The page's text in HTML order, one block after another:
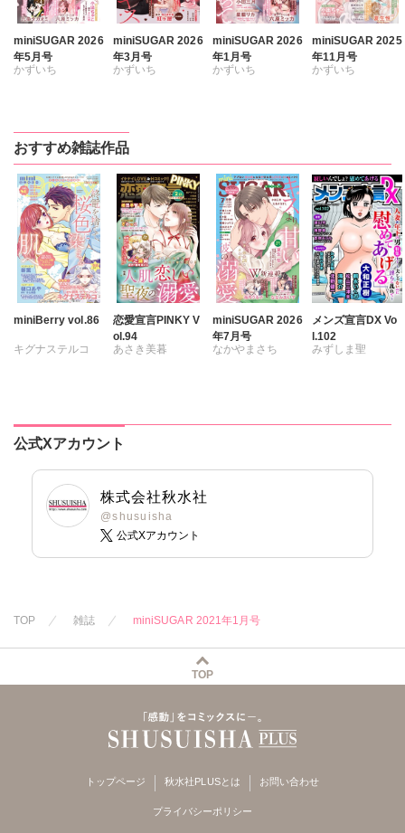
miniSUGAR 2026
年5月号
かずいち
ヒナギク びる
夏生恒
桐嶋ショウコ
九条タカオミ
清水沙斗子
海月うる子
さくら蒼
踊る毒林檎
六原ミッカ
小出ちゃこ
miniSUGAR 2026
年3月号
かずいち
ヒナギク
夏生恒
桐嶋ショウコ
小田三月
星脇リカ
清水沙斗子
海月うる子
さくら蒼
踊る毒林檎
六原ミッカ
小出ちゃこ
miniSUGAR 2026
年1月号
かずいち
桐嶋ショウコ
小田三月
星脇リカ
清水沙斗子
海月うる子
さくら蒼
踊る毒林檎
六原ミッカ
小出ちゃこ
miniSUGAR 2025
年11月号
かずいち
桐嶋ショウコ
小田三月
清水沙斗子
海月うる子
さくら蒼
踊る毒林檎
六原ミッカ
小出ちゃこ
紅ヶ屋
おすすめ雑誌作品
miniBerry vol.86
キグナステルコ
さんかく
踊る毒林檎
沢音千尋
藤春都
片山絢森
テラーノベル
恋愛宣言PINKY V
ol.94
あさき美暮
小鳥晶
松本ゆうか
水瀬友美
相田早智子
知葉サナガ
望月蜜桃
春時雨よわ
miniSUGAR 2026
年7月号
なかやまさち
九条タカオミ
さくら蒼
紅ヶ屋
メンズ宣言DX Vo
l.102
みずしま聖
葉月かずお
公式Xアカウント
株式会社秋水社
@shusuisha
公式Xアカウント
TOP 雑誌 miniSUGAR 2021年1月号
TOP
トップページ 秋水社PLUSとは お問い合わせ
プライバシーポリシー